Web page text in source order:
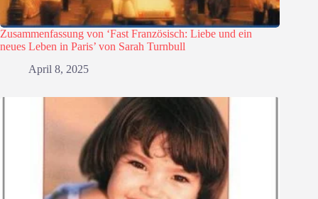
Zusammenfassung von ‘Fast Französisch: Liebe und ein
neues Leben in Paris’ von Sarah Turnbull
April 8, 2025